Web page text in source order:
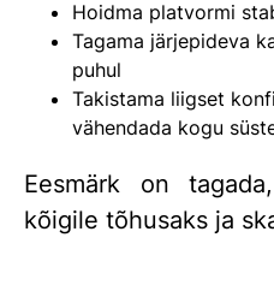
Hoidma platvormi
Tagama järjepideva
puhul
Takistama liigset
vähendada kogu
Eesmärk on
kõigile tõhusaks ja